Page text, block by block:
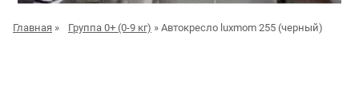
Главная » Группа 0+ (0-9 кг) » Автокресло luxmom 255 (черный)